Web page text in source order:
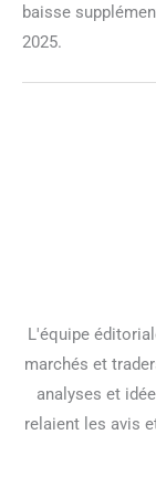
baisse
2025.
L'équipe
marchés et
analyses et
relaient les avis